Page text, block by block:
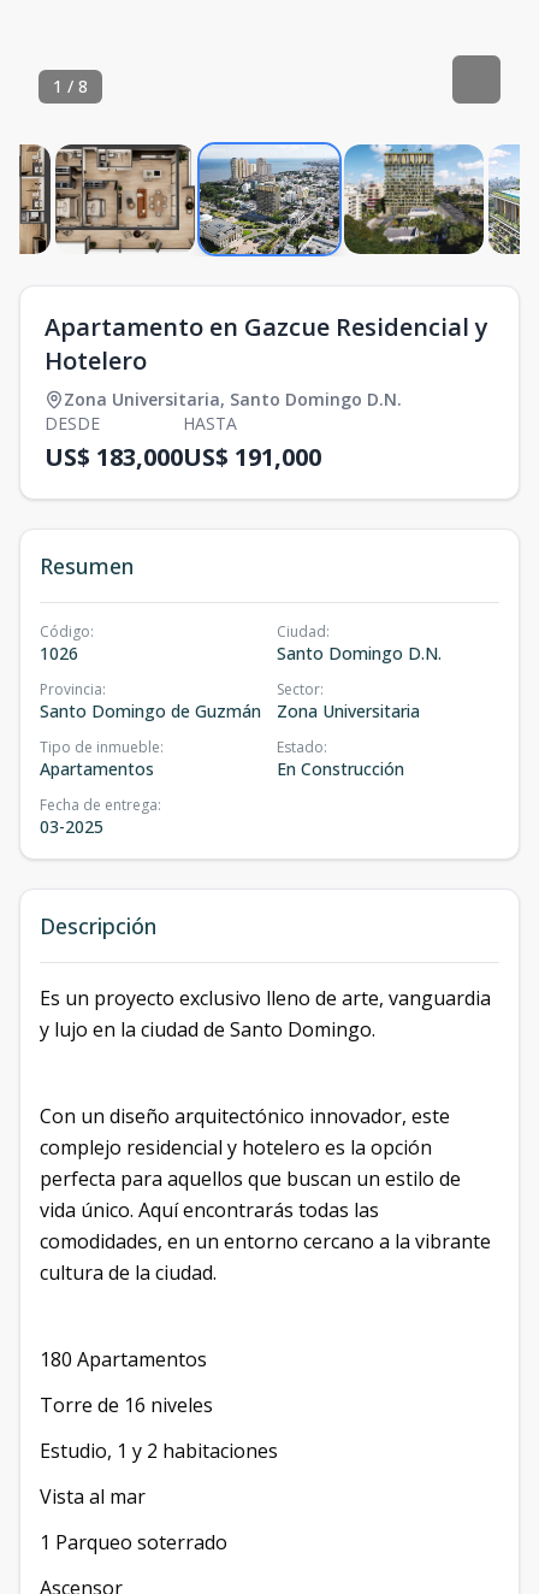
1 / 8
Apartamento en Gazcue Residencial y
Hotelero
Zona Universitaria, Santo Domingo D.N.
DESDE
US$ 183,000
HASTA
US$ 191,000
Resumen
Código:
1026
Ciudad:
Santo Domingo D.N.
Provincia:
Santo Domingo de Guzmán
Sector:
Zona Universitaria
Tipo de inmueble:
Apartamentos
Estado:
En Construcción
Fecha de entrega:
03-2025
Descripción
Es un proyecto exclusivo lleno de arte, vanguardia
y lujo en la ciudad de Santo Domingo.
Con un diseño arquitectónico innovador, este
complejo residencial y hotelero es la opción
perfecta para aquellos que buscan un estilo de
vida único. Aquí encontrarás todas las
comodidades, en un entorno cercano a la vibrante
cultura de la ciudad.
180 Apartamentos
Torre de 16 niveles
Estudio, 1 y 2 habitaciones
Vista al mar
1 Parqueo soterrado
Ascensor